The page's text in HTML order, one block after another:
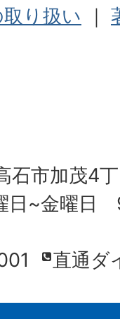
り扱い ｜
市加茂4丁
日~金曜日
直通ダ